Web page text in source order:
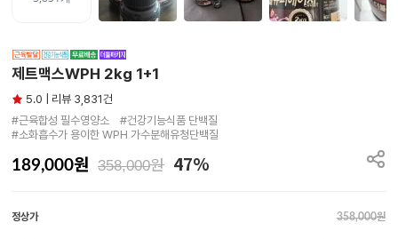
제트맥스WPH 2kg 1+1
5.0 | 리뷰 3,831건
#근육합성 필수영양소　#건강기능식품 단백질
#소화흡수가 용이한 WPH 가수분해유청단백질
189,000원 358,000원 47%
정상가 358,000원